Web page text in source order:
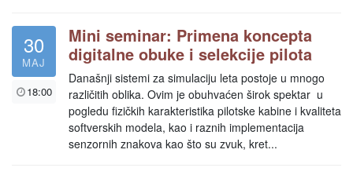
30
MAJ
18:00
Mini seminar: Primena koncepta
digitalne obuke i selekcije pilota
Današnji sistemi za simulaciju leta postoje u mnogo
različitih oblika. Ovim je obuhvaćen širok spektar u
pogledu fizičkih karakteristika pilotske kabine i kvaliteta
softverskih modela, kao i raznih implementacija
senzornih znakova kao što su zvuk, kret...